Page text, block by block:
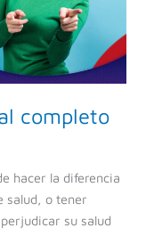
completo
hacer la diferencia
salud, o tener
su salud